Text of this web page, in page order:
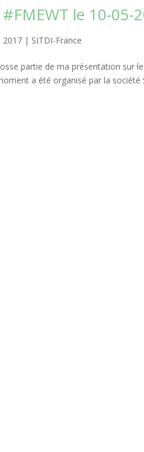
le 10-05-
2017 | SITDI-France
partie de ma présentation sur
a été organisé par la